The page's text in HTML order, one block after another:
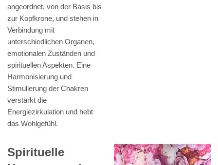
angeordnet, von der Basis bis
zur Kopfkrone, und stehen in
Verbindung mit
unterschiedlichen Organen,
emotionalen Zuständen und
spirituellen Aspekten. Eine
Harmonisierung und
Stimulierung der Chakren
verstärkt die
Energiezirkulation und hebt
das Wohlgefühl.
Spirituelle